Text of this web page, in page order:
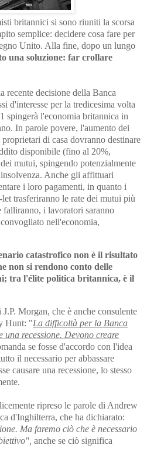
britannici si sono riuniti la scorsa
semplice: decidere cosa fare per
Unito. Alla fine, dopo un lungo
una soluzione: far crollare
recente decisione della Banca
d'interesse per la tredicesima volta
spingerà l'economia britannica in
In parole povere, l'aumento dei
di casa dovranno destinare
disponibile (fino al 20%,
mutui, spingendo potenzialmente
Anche gli affittuari
i loro pagamenti, in quanto i
trasferiranno le rate dei mutui più
falliranno, i lavoratori saranno
nell'economia,
catastrofico non è il risultato
non si rendono conto delle
tra l'élite politica britannica, è il
Morgan, che è anche consulente
Hunt: "La difficoltà per la Banca
recessione. Devono creare
se fosse d'accordo con l'idea
il necessario per abbassare
causare una recessione, lo stesso
ripreso le parole di Andrew
d'Inghilterra, che ha dichiarato:
Ma faremo ciò che è necessario
anche se ciò significa